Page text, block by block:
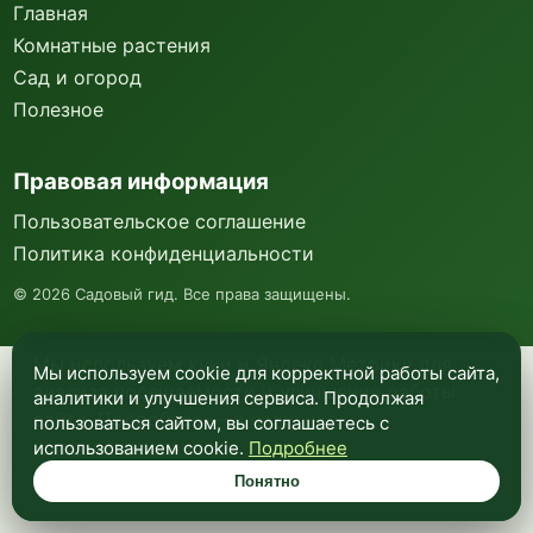
Мы используем куки и Яндекс Метрику для
анализа посещаемости и улучшения работы
сайта. Подробнее —в политике
конфиденциальности.
Понятно
Главная
Комнатные растения
Сад и огород
Полезное
Правовая информация
Пользовательское соглашение
Политика конфиденциальности
© 2026 Садовый гид. Все права защищены.
Мы используем cookie для корректной работы сайта,
аналитики и улучшения сервиса. Продолжая
пользоваться сайтом, вы соглашаетесь с
использованием cookie. Подробнее
Понятно